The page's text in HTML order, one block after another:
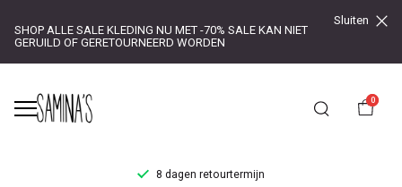
SHOP ALLE SALE KLEDING NU MET -70% SALE KAN NIET
GERUILD OF GERETOURNEERD WORDEN
Sluiten
0
8 dagen retourtermijn